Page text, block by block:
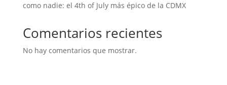
como nadie: el 4th of July más épico de la CDMX
Comentarios recientes
No hay comentarios que mostrar.